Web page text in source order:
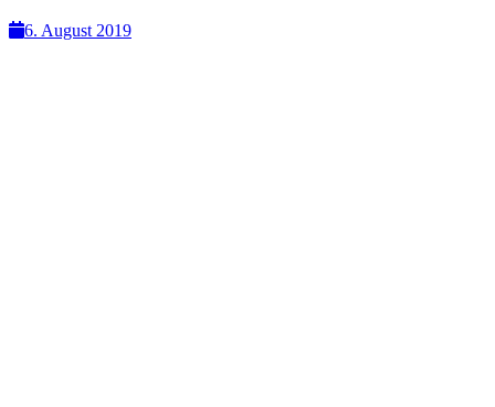
6. August 2019